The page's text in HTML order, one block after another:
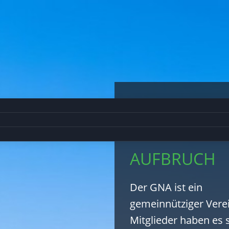
AUFBRUCH
Der GNA ist ein
gemeinnütziger
Mitglieder haben es